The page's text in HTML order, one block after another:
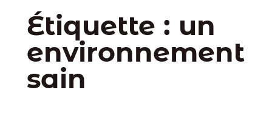
Étiquette : un
environnement
sain